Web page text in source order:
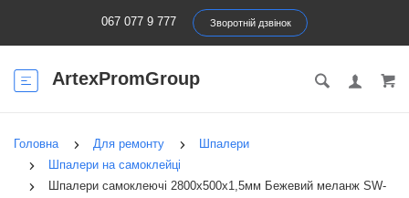
067 077 9 777 Зворотній дзвінок
ArtexPromGroup
Головна Для ремонту
Шпалери
Шпалери на самоклейці
Шпалери самоклеючі 2800х500х1,5мм Бежевий меланж SW-